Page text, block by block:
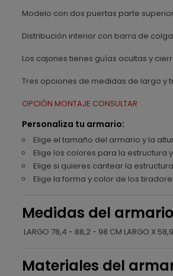
Modelo con dos puertas parte
Distribución interior con barra de
Los cajones tienes guías ocultas y
Tres opciones de medidas de largo y
OPCIÓN MONTAJE CONSULTAR
Personaliza tu armario:
Elige el tamaño del armario y la
Elige los colores para la estructura
Elige si quieres cantear la
Elige la forma y color de los
Medidas del
LARGO 78,4 - 88,2 - 98 CM LARGO X
Materiales del